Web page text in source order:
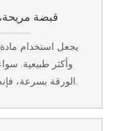
قبضة
يجعل استخدام مادة
وأكثر طبيعية.
الورقة بسرعة، فإنه يمنحك الثقة والراحة في كل كتابة.